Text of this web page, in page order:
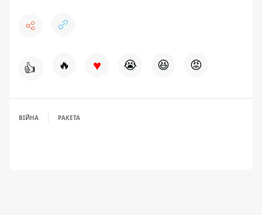
👍 🔥 ♥ 😭 😆 😡
ВІЙНА РАКЕТА